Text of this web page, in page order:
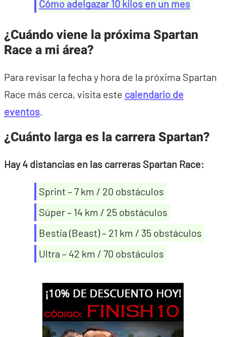
Cómo adelgazar 10 kilos en un mes
¿Cuándo viene la próxima Spartan
Race a mi área?
Para revisar la fecha y hora de la próxima Spartan
Race más cerca, visita este calendario de
eventos
¿Cuánto larga es la carrera Spartan?
Hay 4 distancias en las carreras Spartan Race:
Sprint – 7 km / 20 obstáculos
Súper – 14 km / 25 obstáculos
Bestia (Beast) – 21 km / 35 obstáculos
Ultra – 42 km / 70 obstáculos